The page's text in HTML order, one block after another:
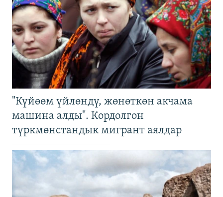
"Күйөөм үйлөндү, жөнөткөн акчама
машина алды". Кордолгон
түркмөнстандык мигрант аялдар